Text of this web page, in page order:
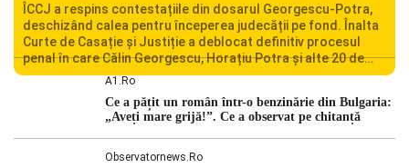
ÎCCJ a respins contestațiile din dosarul Georgescu-Potra,
deschizând calea pentru începerea judecății pe fond. Înalta
Curte de Casație și Justiție a deblocat definitiv procesul
penal în care Călin Georgescu, Horațiu Potra și alte 20 de
persoane sunt acuzați de acțiuni îndreptate împotriva
judecătorii de la instanța supremă au […]
A1.ro
Ce a pățit un român într-o benzinărie din Bulgaria:
„Aveți mare grijă!”. Ce a observat pe chitanță
Observatornews.ro